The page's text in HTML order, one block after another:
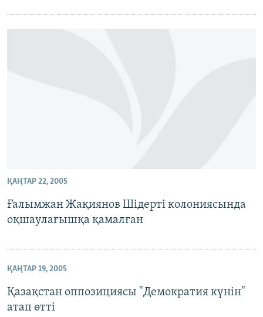
ҚАҢТАР 22, 2005
Ғалымжан Жақиянов Шідерті колониясында
оқшаулағышқа қамалған
ҚАҢТАР 19, 2005
Қазақстан оппозициясы "Демократия күнін"
атап өтті